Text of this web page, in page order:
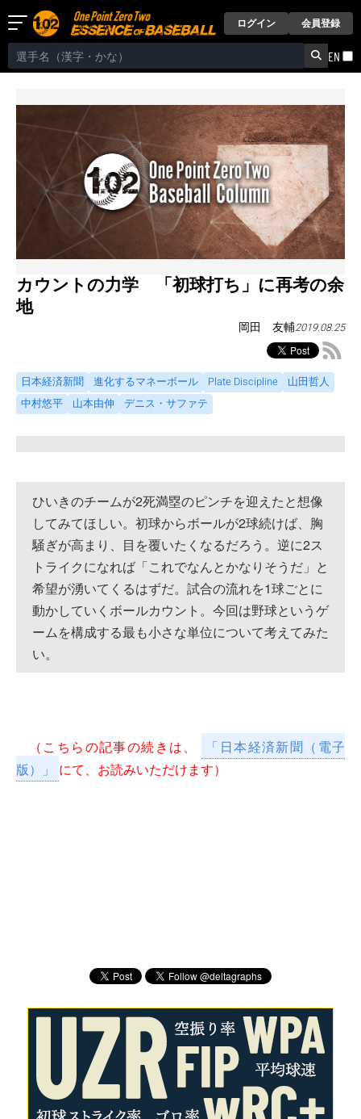
ログイン 会員登録
EN
カウントの力学 「初球打ち」に再考の余
地
岡田 友輔2019.08.25
日本経済新聞 進化するマネーボール Plate Discipline
山田哲人
中村悠平
山本由伸 デニス・サファテ
ひいきのチームが2死満塁のピンチを迎えたと想像
してみてほしい。初球からボールが2球続けば、胸
騒ぎが高まり、目を覆いたくなるだろう。逆に2ス
トライクになれば「これでなんとかなりそうだ」と
希望が湧いてくるはずだ。試合の流れを1球ごとに
動かしていくボールカウント。今回は野球というゲ
ームを構成する最も小さな単位について考えてみた
い。
（こちらの記事の続きは、
「日本経済新聞（電子
版）」
にて、お読みいただけます）